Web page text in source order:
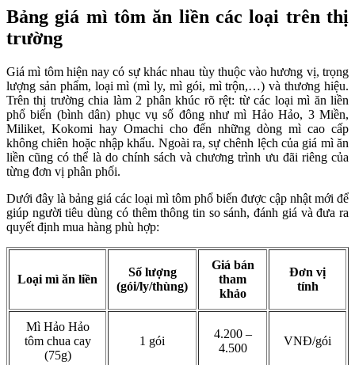
Bảng giá mì tôm ăn liền các loại trên thị
trường
Giá mì tôm hiện nay có sự khác nhau tùy thuộc vào hương vị, trọng
lượng sản phẩm, loại mì (mì ly, mì gói, mì trộn,…) và thương hiệu.
Trên thị trường chia làm 2 phân khúc rõ rệt: từ các loại mì ăn liền
phổ biến (bình dân) phục vụ số đông như mì Hảo Hảo, 3 Miền,
Miliket, Kokomi hay Omachi cho đến những dòng mì cao cấp
không chiên hoặc nhập khẩu. Ngoài ra, sự chênh lệch của giá mì ăn
liền cũng có thể là do chính sách và chương trình ưu đãi riêng của
từng đơn vị phân phối.
Dưới đây là bảng giá các loại mì tôm phổ biến được cập nhật mới để
giúp người tiêu dùng có thêm thông tin so sánh, đánh giá và đưa ra
quyết định mua hàng phù hợp:
Loại mì ăn liền
Số lượng
(gói/ly/thùng)
Giá bán
tham
khảo
Đơn vị
tính
Mì Hảo Hảo
tôm chua cay
(75g)
1 gói
4.200 –
4.500
VNĐ/gói